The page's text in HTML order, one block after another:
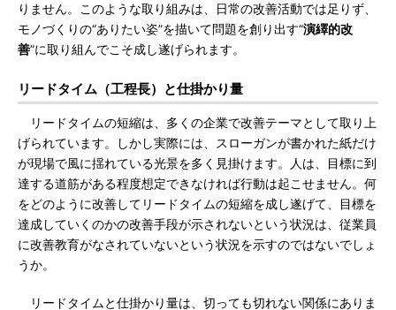
りません。このような取り組みは、日常の改善活動では足りず、
モノづくりの“ありたい姿”を描いて問題を創り出す“演繹的改
善”に取り組んでこそ成し遂げられます。
リードタイム（工程長）と仕掛かり量
リードタイムの短縮は、多くの企業で改善テーマとして取り上
げられています。しかし実際には、スローガンが書かれた紙だけ
が現場で風に揺れている光景を多く見掛けます。人は、目標に到
達する道筋がある程度想定できなければ行動は起こせません。何
をどのように改善してリードタイムの短縮を成し遂げて、目標を
達成していくのかの改善手段が示されないという状況は、従業員
に改善教育がなされていないという状況を示すのではないでしょ
うか。
リードタイムと仕掛かり量は、切っても切れない関係にありま